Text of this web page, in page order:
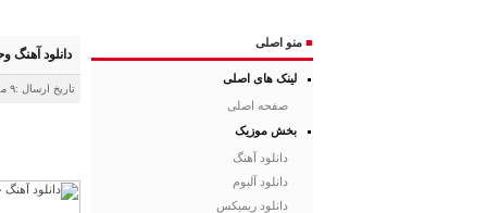
دانلود آهنگ
تاریخ ارسال :۹ مهر ۱۴۰۴
■ منو اصلی
لینک های اصلی
صفحه اصلی
بخش موزیک
دانلود آهنگ
دانلود آلبوم
دانلود ریمیکس